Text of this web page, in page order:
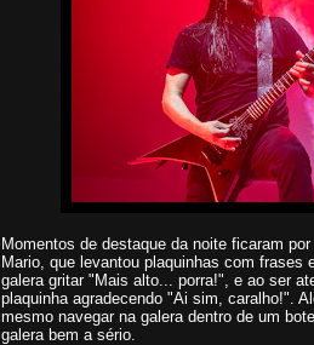
Momentos de destaque da noite ficaram
Mario, que levantou plaquinhas com frases
galera gritar "Mais alto... porra!", e ao ser
plaquinha agradecendo "Ai sim, caralho!".
mesmo navegar na galera dentro de um
galera bem a sério.